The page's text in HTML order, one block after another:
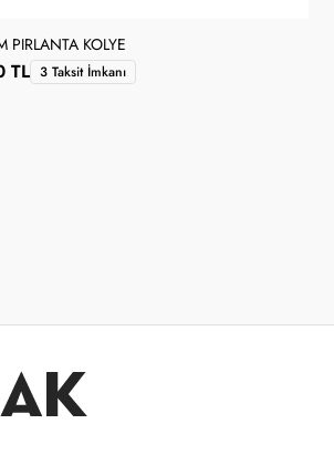
PIRLANTA KOLYE
TL 3 Taksit İmkanı